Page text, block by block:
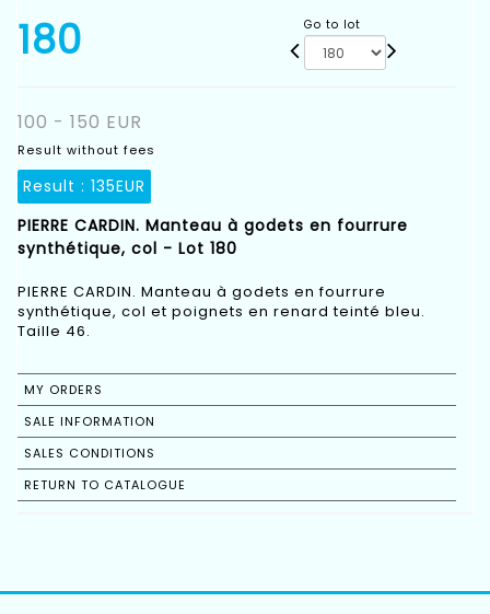
180 Go to lot
100 - 150 EUR
Result without fees
Result : 135EUR
PIERRE CARDIN. Manteau à godets en fourrure
synthétique, col - Lot 180
PIERRE CARDIN. Manteau à godets en fourrure
synthétique, col et poignets en renard teinté bleu.
Taille 46.
MY ORDERS
SALE INFORMATION
SALES CONDITIONS
RETURN TO CATALOGUE